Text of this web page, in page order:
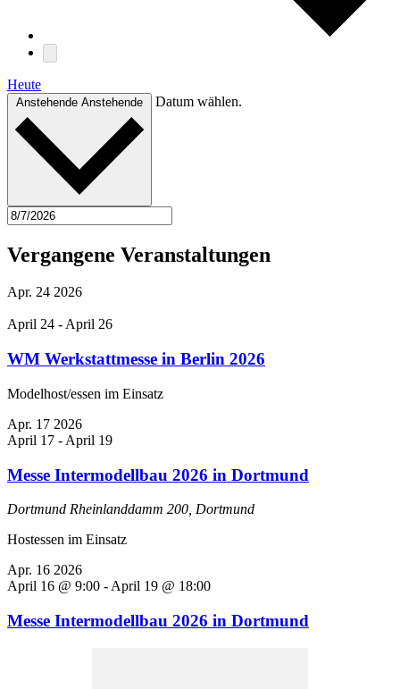
Heute
Anstehende Anstehende Datum wählen.
Vergangene Veranstaltungen
Apr. 24 2026
April 24 -April 26
WM Werkstattmesse in Berlin 2026
Modelhost/essen im Einsatz
Apr. 17 2026
April 17 - April 19
Messe Intermodellbau 2026 in Dortmund
Dortmund Rheinlanddamm 200, Dortmund
Hostessen im Einsatz
Apr. 16 2026
April 16 @ 9:00 - April 19 @ 18:00
Messe Intermodellbau 2026 in Dortmund